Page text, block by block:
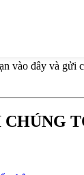
vào đây và gửi